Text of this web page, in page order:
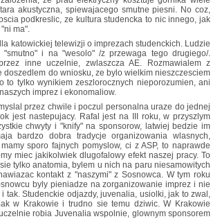
akustyczna, spiewajacego smutne piesni. No coz,
podkreslic, ze kultura studencka to nic innego, jak
ma".
katowickiej telewizji o imprezach studenckich. Ludzie
i na "wesolo" /z przewaga tego drugiego/.
inne uczelnie, zwlaszcza AE. Rozmawialem z
doszedlem do wniosku, ze bylo wielkim nieszczesciem
tylko wynikiem zeszlorocznych nieporozumien, ani
imprez i ekonomaliow.
przez chwile i poczul personalna uraze do jednej
jest nastepujacy. Rafal jest na III roku, w przyszlym
chwyty i "knify" na sponsorow, latwiej bedzie im
bardzo dobra tradycje organizowania wlasnych,
sporo fajnych pomyslow, ci z ASP, to naprawde
miec jakikolwiek dlugofalowy efekt naszej pracy. To
tylko anatomia, bylem u nich na paru niesamowitych
kontakt z "naszymi" z Sosnowca. W tym roku
byly pieniadze na zorganizowanie imprez i nie
tak. Studenckie odjazdy, juvenalia, usiolki, jak to zwal,
w Krakowie i trudno sie temu dziwic. W Krakowie
robia Juvenalia wspolnie, glownym sponsorem